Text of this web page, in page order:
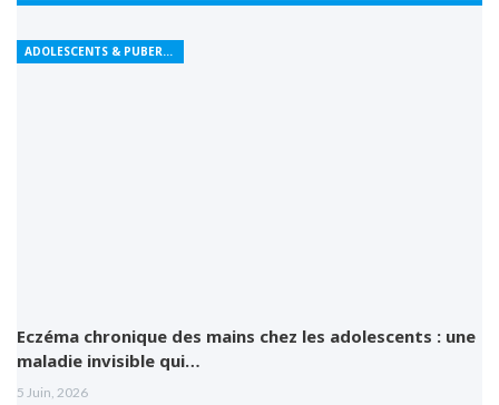
ADOLESCENTS & PUBERTÉ
Eczéma chronique des mains chez les adolescents : une
maladie invisible qui…
5 Juin, 2026